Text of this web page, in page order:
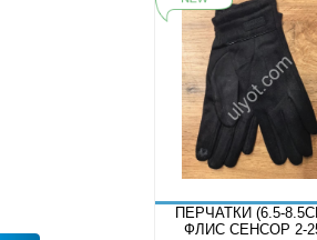
ПЕРЧАТКИ (6.5-
ФЛИС СЕНСОР 2-